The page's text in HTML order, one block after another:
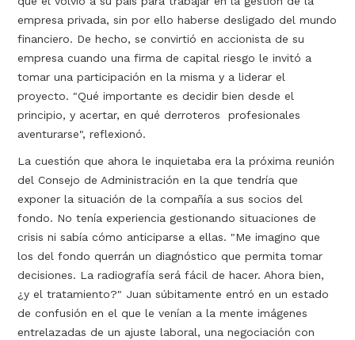
empresa privada, sin por ello haberse desligado del mundo
financiero. De hecho, se convirtió en accionista de su
empresa cuando una firma de capital riesgo le invitó a
tomar una participación en la misma y a liderar el
proyecto. "Qué importante es decidir bien desde el
principio, y acertar, en qué derroteros profesionales
aventurarse", reflexionó.
La cuestión que ahora le inquietaba era la próxima reunión
del Consejo de Administración en la que tendría que
exponer la situación de la compañía a sus socios del
fondo. No tenía experiencia gestionando situaciones de
crisis ni sabía cómo anticiparse a ellas. "Me imagino que
los del fondo querrán un diagnóstico que permita tomar
decisiones. La radiografía será fácil de hacer. Ahora bien,
¿y el tratamiento?" Juan súbitamente entró en un estado
de confusión en el que le venían a la mente imágenes
entrelazadas de un ajuste laboral, una negociación con